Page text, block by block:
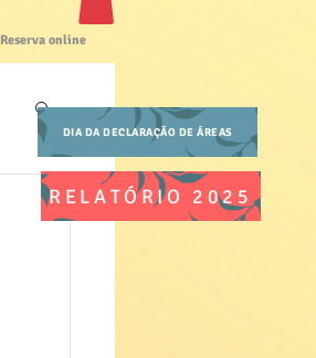
RELATÓRIO 2025
DIA DA DECLARAÇÃO DE ÁREAS
Reserva online